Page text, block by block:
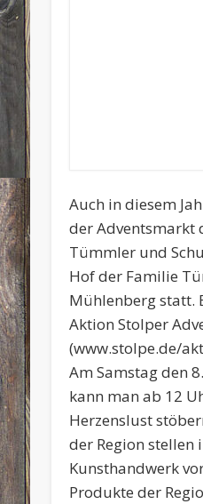
Auch in diesem
der Adventsmarkt
Tümmler und
Hof der Familie
Mühlenberg statt.
Aktion Stolper
(www.stolpe.de/
Am Samstag den
kann man ab 12
Herzenslust
der Region stellen
Kunsthandwerk
Produkte der